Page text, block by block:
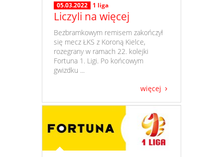
05.03.2022 1 liga
Liczyli na więcej
​ Bezbramkowym remisem zakończył
się mecz ŁKS z Koroną Kielce,
rozegrany w ramach 22. kolejki
Fortuna 1. Ligi. Po końcowym
gwizdku ...
więcej